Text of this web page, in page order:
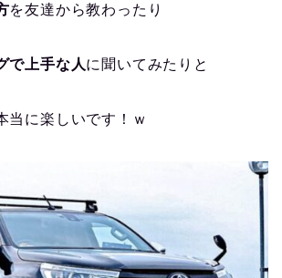
を友達から教わったり
で上手な人に聞いてみたりと
当に楽しいです！ｗ